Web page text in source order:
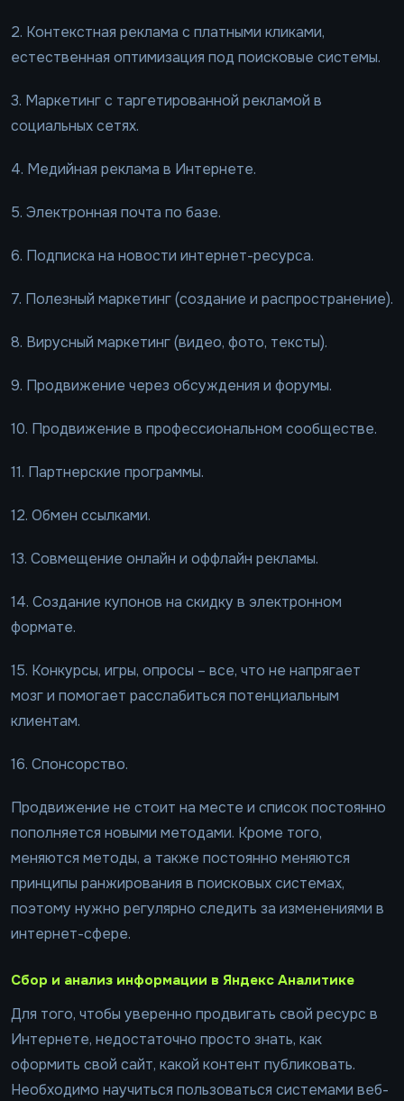
2. Контекстная реклама с платными кликами,
естественная оптимизация под поисковые системы.
3. Маркетинг с таргетированной рекламой в
социальных сетях.
4. Медийная реклама в Интернете.
5. Электронная почта по базе.
6. Подписка на новости интернет-ресурса.
7. Полезный маркетинг (создание и распространение).
8. Вирусный маркетинг (видео, фото, тексты).
9. Продвижение через обсуждения и форумы.
10. Продвижение в профессиональном сообществе.
11. Партнерские программы.
12. Обмен ссылками.
13. Совмещение онлайн и оффлайн рекламы.
14. Создание купонов на скидку в электронном
формате.
15. Конкурсы, игры, опросы – все, что не напрягает
мозг и помогает расслабиться потенциальным
клиентам.
16. Спонсорство.
Продвижение не стоит на месте и список постоянно
пополняется новыми методами. Кроме того,
меняются методы, а также постоянно меняются
принципы ранжирования в поисковых системах,
поэтому нужно регулярно следить за изменениями в
интернет-сфере.
Сбор и анализ информации в Яндекс Аналитике
Для того, чтобы уверенно продвигать свой ресурс в
Интернете, недостаточно просто знать, как
оформить свой сайт, какой контент публиковать.
Необходимо научиться пользоваться системами веб-